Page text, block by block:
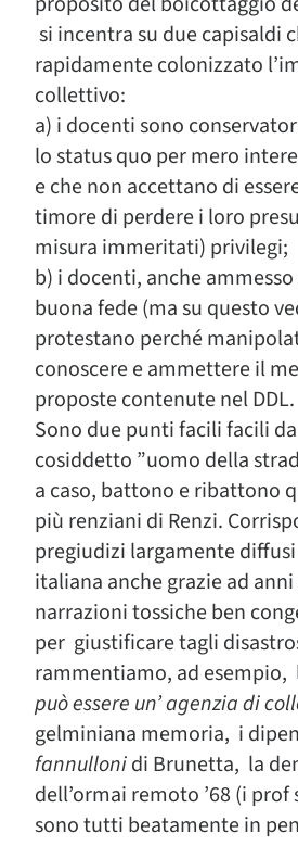
si incentra su due capisaldi
rapidamente colonizzato
collettivo:
a) i docenti sono
lo status quo per mero
e che non accettano di
timore di perdere i loro
misura immeritati) privilegi;
b) i docenti, anche
buona fede (ma su questo
protestano perché
conoscere e ammettere il
proposte contenute nel DDL.
Sono due punti facili facili
cosiddetto ”uomo della
a caso, battono e ribattono
più renziani di Renzi.
pregiudizi largamente
italiana anche grazie ad
narrazioni tossiche ben
per giustificare tagli
rammentiamo, ad esempio,
può essere un’ agenzia di
gelminiana memoria, i
fannullonidi Brunetta, la
dell’ormai remoto ’68 (i
sono tutti beatamente in